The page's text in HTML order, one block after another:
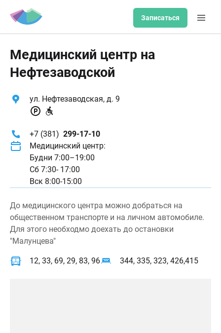
Записаться
Медицинский центр на
Нефтезаводской
ул. Нефтезаводская, д. 9
+7 (381) 299-17-10
Медицинский центр:
Будни 7:00–19:00
Сб 7:30- 17:00
Вск 8:00-15:00
До медицинского центра можно добраться на
общественном транспорте и на личном автомобиле.
Для этого необходмо доехать до остановки
"Малунцева"
12, 33, 69, 29, 83, 96 344, 335, 323, 426,415